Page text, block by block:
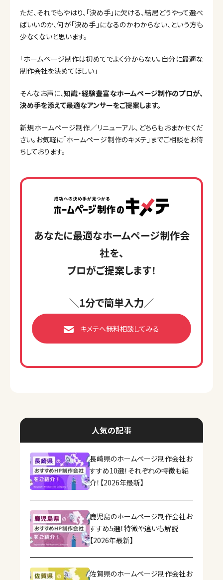
ただ、それでもやはり、「決め手」に欠ける、結局どうやって選べ
ばいいのか、何が「決め手」になるのかわからない、という方も
少なくないと思います。
「ホームページ制作は初めてでよく分からない。自分に最適な
制作会社を決めてほしい」
そんなお声に、知識・経験豊富なホームページ制作のプロが、
決め手を添えて最適なアンサーをご提案します。
新規ホームページ制作／リニューアル、どちらもおまかせくだ
さい。お気軽に「ホームページ制作のキメテ」までご相談をお待
ちしております。
あなたに最適なホームページ制作会
社を、
プロがご提案します！
＼1分で簡単入力／
キメテへ無料相談してみる
人気の記事
長崎県のホームページ制作会社お
すすめ10選！それぞれの特徴も紹
介！【2026年最新】
鹿児島のホームページ制作会社お
すすめ5選！特徴や違いも解説
【2026年最新】
佐賀県のホームページ制作会社お